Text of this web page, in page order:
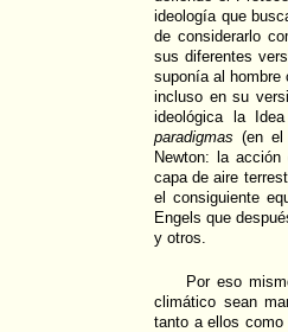
ideología que
de considerarlo
sus diferentes
suponía al
incluso en su
ideológica la
paradigmas (en el
Newton: la
capa de aire
el consiguiente
Engels que
y otros.
Por eso
climático sean
tanto a ellos